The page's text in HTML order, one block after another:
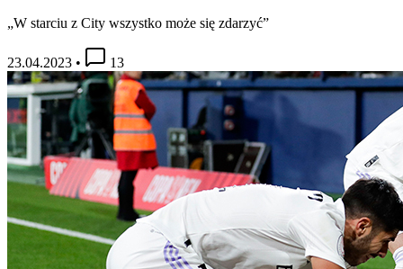
„W starciu z City wszystko może się zdarzyć”
23.04.2023 • 13